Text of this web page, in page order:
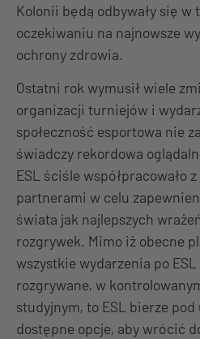
Kolonii będą odbywały się w
oczekiwaniu na najnowsze
ochrony zdrowia.
Ostatni rok wymusił wiele
organizacji turniejów i
społeczność esportowa nie
świadczy rekordowa
ESL ściśle współpracowało
partnerami w celu
świata jak najlepszych
rozgrywek. Mimo iż obecne
wszystkie wydarzenia po ESL
rozgrywane, w
studyjnym, to ESL bierze
dostępne opcje, aby wrócić